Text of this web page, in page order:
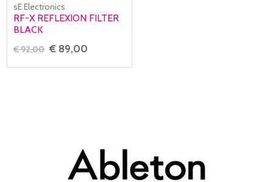
sE Electronics
RF-X REFLEXION FILTER
BLACK
€ 92,00 € 89,00